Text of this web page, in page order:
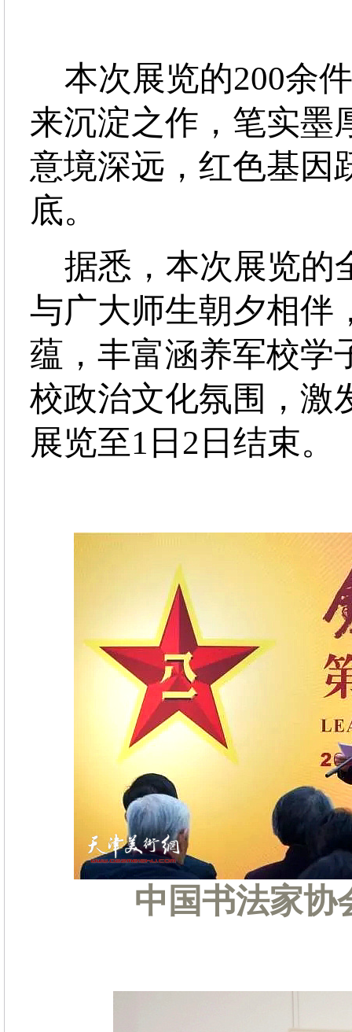
本次展览的200余
来沉淀之作，笔实墨
意境深远，红色基因
底。
据悉，本次展览的
与广大师生朝夕相伴
蕴，丰富涵养军校学
校政治文化氛围，激
展览至1日2日结束。
中国书法家协